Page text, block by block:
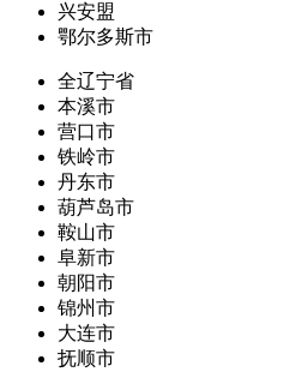
兴安盟
鄂尔多斯市
全辽宁省
本溪市
营口市
铁岭市
丹东市
葫芦岛市
鞍山市
阜新市
朝阳市
锦州市
大连市
抚顺市